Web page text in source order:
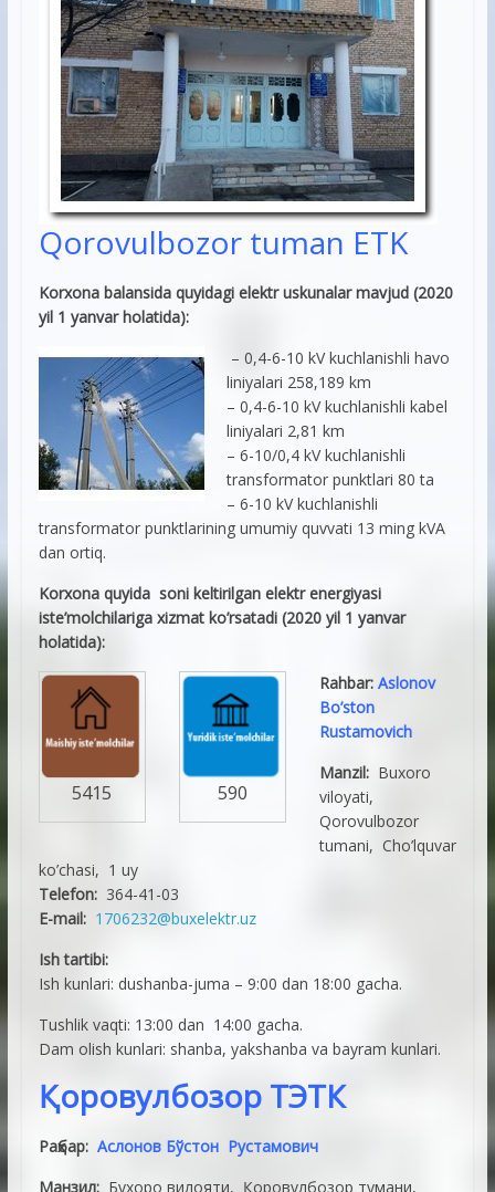
Qorovulbozor tuman ETK
Korxona balansida quyidagi elektr uskunalar mavjud (2020
yil 1 yanvar holatida):
– 0,4-6-10 kV kuchlanishli havo
liniyalari 258,189 km
– 0,4-6-10 kV kuchlanishli kabel
liniyalari 2,81 km
– 6-10/0,4 kV kuchlanishli
transformator punktlari 80 ta
– 6-10 kV kuchlanishli
transformator punktlarining umumiy quvvati 13 ming kVA
dan ortiq.
Korxona quyida soni keltirilgan elektr energiyasi
iste’molchilariga xizmat ko’rsatadi (2020 yil 1 yanvar
holatida):
5415 590
Rahbar: Aslonov
Bo’ston
Rustamovich
Manzil:Buxoro
viloyati,
Qorovulbozor
tumani, Cho’lquvar
ko’chasi, 1 uy
Telefon:364-41-03
E-mail: 1706232@buxelektr.uz
Ish tartibi:
Ish kunlari: dushanba-juma – 9:00 dan 18:00 gacha.
Tushlik vaqti: 13:00 dan 14:00 gacha.
Dam olish kunlari: shanba, yakshanba va bayram kunlari.
Қоровулбозор ТЭТК
Раҳбар: Аслонов Бўстон Рустамович
Манзил:Бухоро вилояти, Қоровулбозор тумани,